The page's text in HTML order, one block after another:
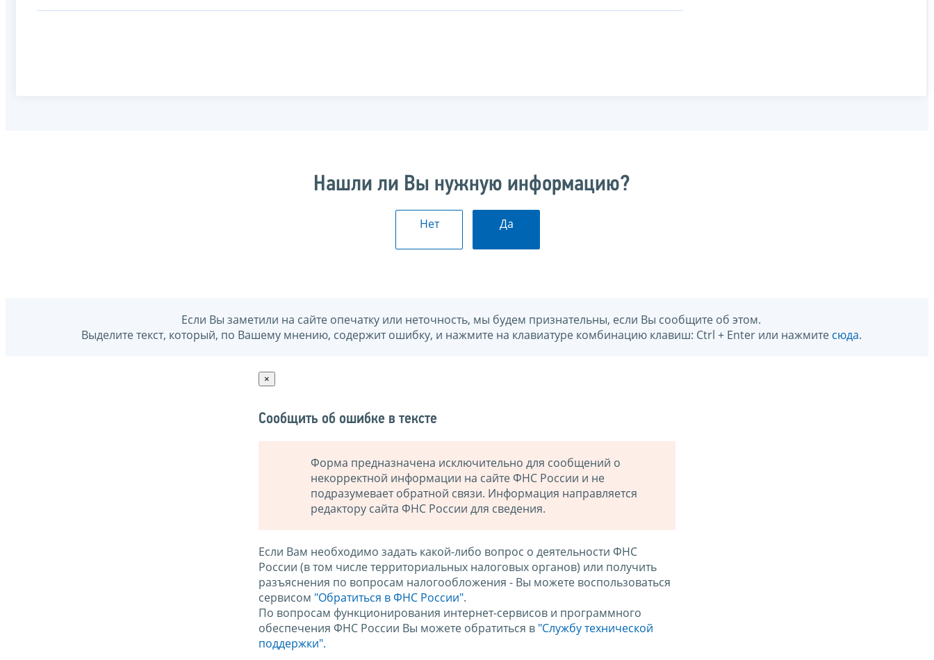
Нашли ли Вы нужную информацию?
Нет Да
Если Вы заметили на сайте опечатку или неточность, мы будем признательны, если Вы сообщите об этом.
Выделите текст, который, по Вашему мнению, содержит ошибку, и нажмите на клавиатуре комбинацию клавиш: Ctrl + Enter или нажмите сюда.
×
Сообщить об ошибке в тексте
Форма предназначена исключительно для сообщений о
некорректной информации на сайте ФНС России и не
подразумевает обратной связи. Информация направляется
редактору сайта ФНС России для сведения.
Если Вам необходимо задать какой-либо вопрос о деятельности ФНС
России (в том числе территориальных налоговых органов) или получить
разъяснения по вопросам налогообложения - Вы можете воспользоваться
сервисом "Обратиться в ФНС России".
По вопросам функционирования интернет-сервисов и программного
обеспечения ФНС России Вы можете обратиться в "Службу технической
поддержки".